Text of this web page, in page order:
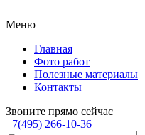
Меню
Главная
Фото работ
Полезные материалы
Контакты
Звоните прямо сейчас
+7(495) 266-10-36